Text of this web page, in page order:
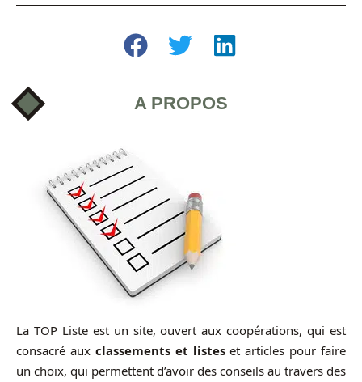
A PROPOS
La TOP Liste est un site, ouvert aux coopérations, qui est
consacré aux classements et listeset articles pour faire
un choix, qui permettent d’avoir des conseils au travers des